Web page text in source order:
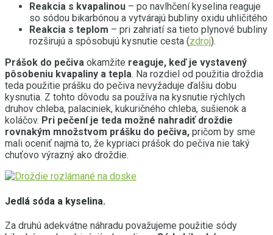
Reakcia s kvapalinou – po navlhčení kyselina reaguje
so sódou bikarbónou a vytvárajú bubliny oxidu uhličitého
Reakcia s teplom – pri zahriatí sa tieto plynové bubliny
rozširujú a spôsobujú kysnutie cesta (zdroj).
Prášok do pečiva okamžite reaguje, keď je vystavený
pôsobeniu kvapaliny a tepla. Na rozdiel od použitia droždia
teda použitie prášku do pečiva nevyžaduje ďalšiu dobu
kysnutia. Z tohto dôvodu sa používa na kysnutie rýchlych
druhov chleba, palaciniek, kukuričného chleba, sušienok a
koláčov. Pri pečení je teda možné nahradiť droždie
rovnakým množstvom prášku do pečiva, pričom by sme
mali oceniť najmä to, že kypriaci prášok do pečiva nie taký
chuťovo výrazný ako droždie.
Jedlá sóda a kyselina.
Za druhú adekvátne náhradu považujeme použitie sódy